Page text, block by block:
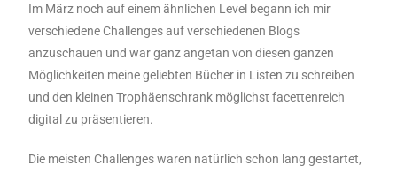
Im März noch auf einem ähnlichen Level begann ich mir
verschiedene Challenges auf verschiedenen Blogs
anzuschauen und war ganz angetan von diesen ganzen
Möglichkeiten meine geliebten Bücher in Listen zu schreiben
und den kleinen Trophäenschrank möglichst facettenreich
digital zu präsentieren.
Die meisten Challenges waren natürlich schon lang gestartet,